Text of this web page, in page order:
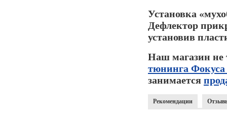
Установка
Дефлектор
установив
Наш магазин не
тюнинга Фокуса
занимается
Рекомендации